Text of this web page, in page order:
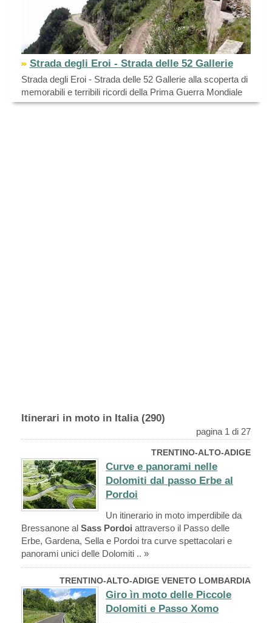
Strada degli Eroi - Strada delle 52 Gallerie
Strada degli Eroi - Strada delle 52 Gallerie alla scoperta di
memorabili e terribili ricordi della Prima Guerra Mondiale
Itinerari in moto in Italia (290)
pagina 1 di 27
TRENTINO-ALTO-ADIGE
Curve e panorami nelle
Dolomiti dal passo Erbe al
Pordoi
Un itinerario in moto imperdibile da
Bressanone al Sass Pordoi attraverso il Passo delle
Erbe, Gardena, Sella e Pordoi tra curve spettacolari e
panorami unici delle Dolomiti .. »
TRENTINO-ALTO-ADIGE VENETO LOMBARDIA
Giro ìn moto delle Piccole
Dolomiti e Passo Xomo